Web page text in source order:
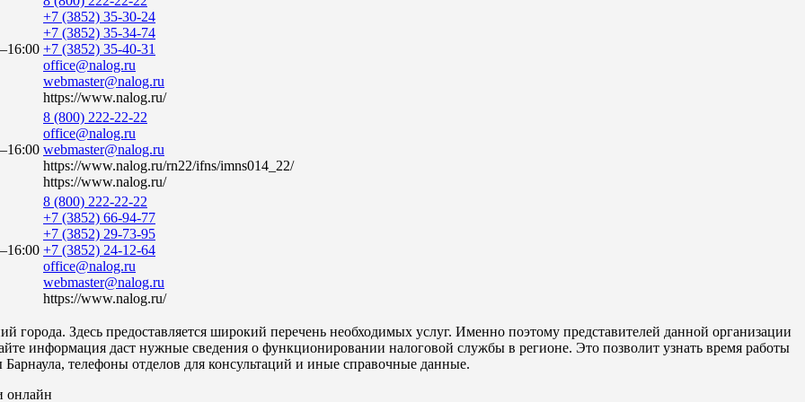
+7 (3852) 35-30-24
+7 (3852) 35-34-74
+7 (3852) 35-40-31
office@nalog.ru
webmaster@nalog.ru
https://www.nalog.ru/
8 (800) 222-22-22
office@nalog.ru
webmaster@nalog.ru
https://www.nalog.ru/rn22/ifns/imns014_22/
https://www.nalog.ru/
8 (800) 222-22-22
+7 (3852) 66-94-77
+7 (3852) 29-73-95
+7 (3852) 24-12-64
office@nalog.ru
webmaster@nalog.ru
https://www.nalog.ru/
Здесь предоставляется широкий перечень необходимых услуг. Именно поэтому представителей данной организации
информация даст нужные сведения о функционировании налоговой службы в регионе. Это позволит узнать время работы
телефоны отделов для консультаций и иные справочные данные.
онлайн